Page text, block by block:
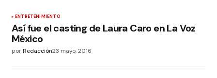
ENTRETENIMIENTO
Así fue el casting de Laura Caro en La Voz
México
porRedacción23 mayo, 2016